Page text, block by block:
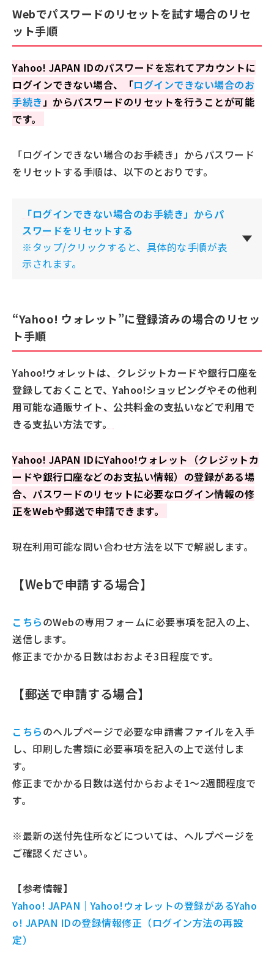
Webでパスワードのリセットを試す場合のリセ
ット手順
Yahoo! JAPAN IDのパスワードを忘れてアカウントに
ログインできない場合、「ログインできない場合のお
手続き」からパスワードのリセットを行うことが可能
です。
「ログインできない場合のお手続き」からパスワード
をリセットする手順は、以下のとおりです。
「ログインできない場合のお手続き」からパ
スワードをリセットする
※タップ/クリックすると、具体的な手順が表
示されます。
“Yahoo! ウォレット”に登録済みの場合のリセッ
ト手順
Yahoo!ウォレットは、クレジットカードや銀行口座を
登録しておくことで、Yahoo!ショッピングやその他利
用可能な通販サイト、公共料金の支払いなどで利用で
きる支払い方法です。
Yahoo! JAPAN IDにYahoo!ウォレット（クレジットカ
ードや銀行口座などのお支払い情報）の登録がある場
合、パスワードのリセットに必要なログイン情報の修
正をWebや郵送で申請できます。
現在利用可能な問い合わせ方法を以下で解説します。
【Webで申請する場合】
こちらのWebの専用フォームに必要事項を記入の上、
送信します。
修正までかかる日数はおおよそ3日程度です。
【郵送で申請する場合】
こちらのヘルプページで必要な申請書ファイルを入手
し、印刷した書類に必要事項を記入の上で送付しま
す。
修正までかかる日数は送付からおよそ1～2週間程度で
す。
※最新の送付先住所などについては、ヘルプページを
ご確認ください。
【参考情報】
Yahoo! JAPAN｜Yahoo!ウォレットの登録があるYaho
o! JAPAN IDの登録情報修正（ログイン方法の再設
定）